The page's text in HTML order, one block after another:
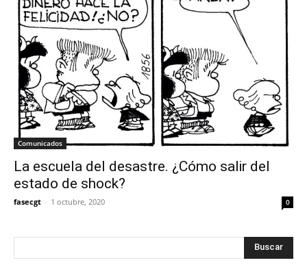
Comunicados
La escuela del desastre. ¿Cómo salir del
estado de shock?
fasecgt - 1 octubre, 2020 0